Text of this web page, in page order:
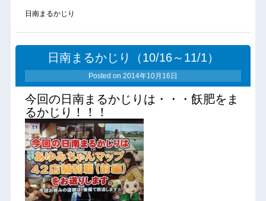
日南まるかじり
日南まるかじり（10/16～11/1）
Posted on 2014年10月16日
今回の日南まるかじりは・・・飫肥をま
るかじり！！！